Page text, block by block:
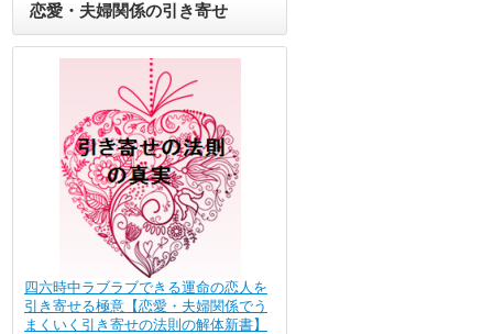
恋愛・夫婦関係の引き寄せ
四六時中ラブラブできる運命の恋人を
引き寄せる極意【恋愛・夫婦関係でう
まくいく引き寄せの法則の解体新書】